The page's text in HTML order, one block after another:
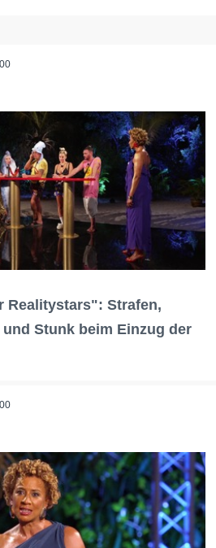
Realitystars": Strafen,
Stunk beim Einzug der